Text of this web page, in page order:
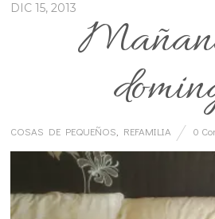
DIC 15, 2013
COSAS DE PEQUEÑOS REFAMILIA 0